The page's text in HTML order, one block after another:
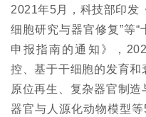
2021年5月，科技部印发
细胞研究与器官修复”等“
申报指南的通知》，
控、基于干细胞的发育
原位再生、复杂器官制
器官与人源化动物模型